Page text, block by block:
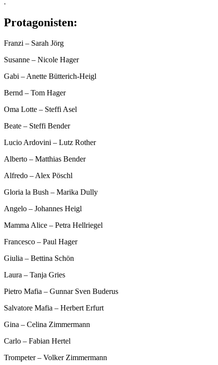
.
Protagonisten:
Franzi – Sarah Jörg
Susanne – Nicole Hager
Gabi – Anette Bütterich-Heigl
Bernd – Tom Hager
Oma Lotte – Steffi Asel
Beate – Steffi Bender
Lucio Ardovini – Lutz Rother
Alberto – Matthias Bender
Alfredo – Alex Pöschl
Gloria la Bush – Marika Dully
Angelo – Johannes Heigl
Mamma Alice – Petra Hellriegel
Francesco – Paul Hager
Giulia – Bettina Schön
Laura – Tanja Gries
Pietro Mafia – Gunnar Sven Buderus
Salvatore Mafia – Herbert Erfurt
Gina – Celina Zimmermann
Carlo – Fabian Hertel
Trompeter – Volker Zimmermann